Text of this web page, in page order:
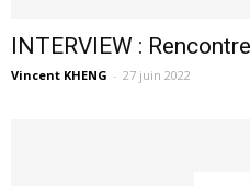
INTERVIEW :
Vincent KHENG - 27 juin 2022